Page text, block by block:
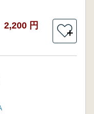
2,200 円
＋